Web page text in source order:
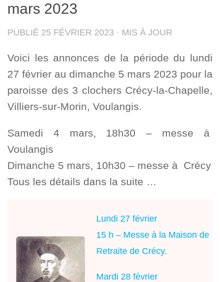
mars 2023
PUBLIÉ 25 FÉVRIER 2023 · MIS À JOUR
Voici les annonces de la période du lundi
27 février au dimanche 5 mars 2023 pour la
paroisse des 3 clochers Crécy-la-Chapelle,
Villiers-sur-Morin, Voulangis.
Samedi 4 mars, 18h30 – messe à
Voulangis
Dimanche 5 mars, 10h30 – messe à Crécy
Tous les détails dans la suite …
Lundi 27 février
15 h – Messe à la Maison de
Retraite de Crécy.
Mardi 28 février